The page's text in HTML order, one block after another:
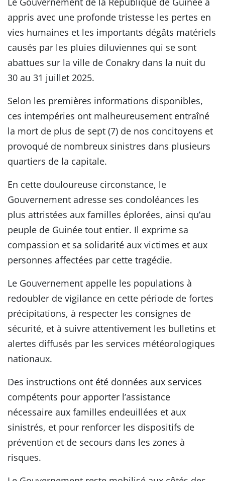
appris avec une profonde tristesse les pertes en
vies humaines et les importants dégâts matériels
causés par les pluies diluviennes qui se sont
abattues sur la ville de Conakry dans la nuit du
30 au 31 juillet 2025.
Selon les premières informations disponibles,
ces intempéries ont malheureusement entraîné
la mort de plus de sept (7) de nos concitoyens et
provoqué de nombreux sinistres dans plusieurs
quartiers de la capitale.
En cette douloureuse circonstance, le
Gouvernement adresse ses condoléances les
plus attristées aux familles éplorées, ainsi qu’au
peuple de Guinée tout entier. Il exprime sa
compassion et sa solidarité aux victimes et aux
personnes affectées par cette tragédie.
Le Gouvernement appelle les populations à
redoubler de vigilance en cette période de fortes
précipitations, à respecter les consignes de
sécurité, et à suivre attentivement les bulletins et
alertes diffusés par les services météorologiques
nationaux.
Des instructions ont été données aux services
compétents pour apporter l’assistance
nécessaire aux familles endeuillées et aux
sinistrés, et pour renforcer les dispositifs de
prévention et de secours dans les zones à
risques.